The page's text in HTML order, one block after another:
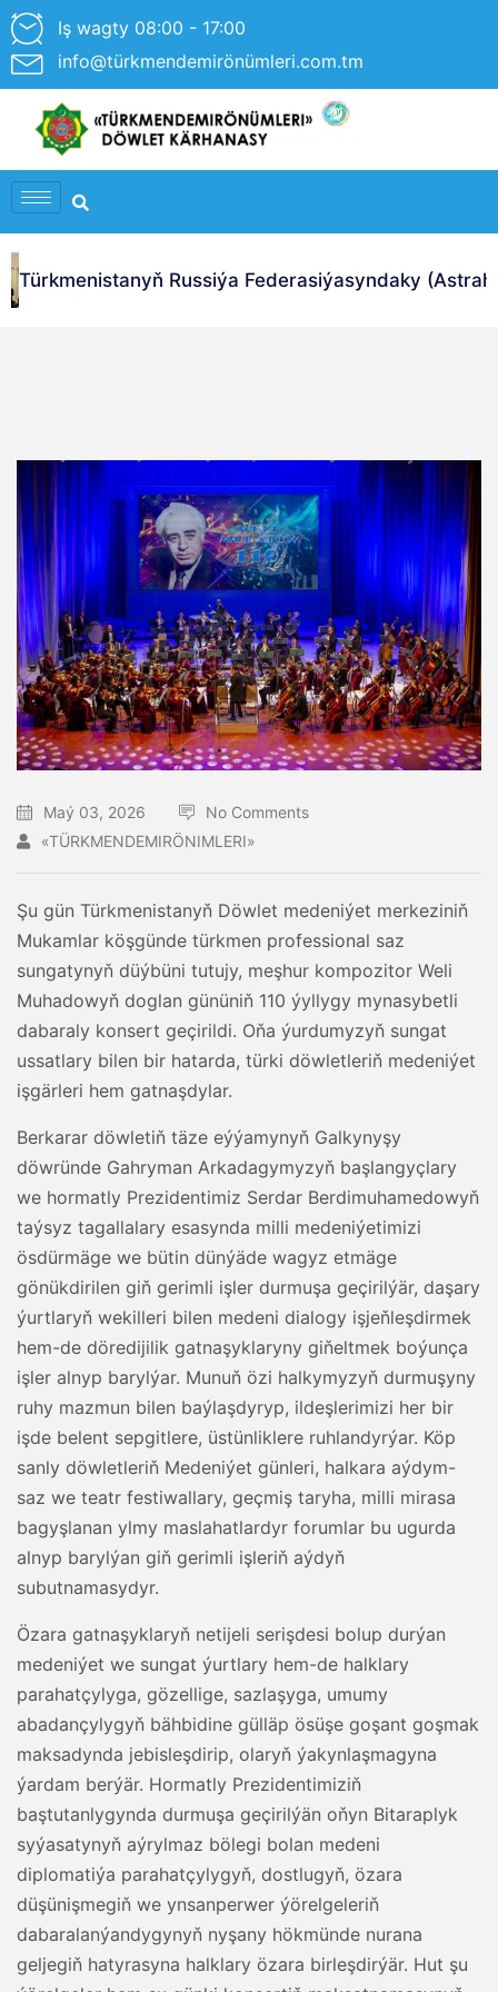
Iş wagty 08:00 - 17:00
info@türkmendemirönümleri.com.tm
Türkmenistanyň Russiýa Federasiýasyndaky
Maý 03, 2026
No Comments
«TÜRKMENDEMIRÖNIMLERI»
Şu gün Türkmenistanyň Döwlet medeniýet merkeziniň
Mukamlar köşgünde türkmen professional saz
sungatynyň düýbüni tutujy, meşhur kompozitor Weli
Muhadowyň doglan gününiň 110 ýyllygy mynasybetli
dabaraly konsert geçirildi. Oňa ýurdumyzyň sungat
ussatlary bilen bir hatarda, türki döwletleriň medeniýet
işgärleri hem gatnaşdylar.
Berkarar döwletiň täze eýýamynyň Galkynyşy
döwründe Gahryman Arkadagymyzyň başlangyçlary
we hormatly Prezidentimiz Serdar Berdimuhamedowyň
taýsyz tagallalary esasynda milli medeniýetimizi
ösdürmäge we bütin dünýäde wagyz etmäge
gönükdirilen giň gerimli işler durmuşa geçirilýär, daşary
ýurtlaryň wekilleri bilen medeni dialogy işjeňleşdirmek
hem-de döredijilik gatnaşyklaryny giňeltmek boýunça
işler alnyp barylýar. Munuň özi halkymyzyň durmuşyny
ruhy mazmun bilen baýlaşdyryp, ildeşlerimizi her bir
işde belent sepgitlere, üstünliklere ruhlandyrýar. Köp
sanly döwletleriň Medeniýet günleri, halkara aýdym-
saz we teatr festiwallary, geçmiş taryha, milli mirasa
bagyşlanan ylmy maslahatlardyr forumlar bu ugurda
alnyp barylýan giň gerimli işleriň aýdyň
subutnamasydyr.
Özara gatnaşyklaryň netijeli serişdesi bolup durýan
medeniýet we sungat ýurtlary hem-de halklary
parahatçylyga, gözellige, sazlaşyga, umumy
abadançylygyň bähbidine gülläp ösüşe goşant goşmak
maksadynda jebisleşdirip, olaryň ýakynlaşmagyna
ýardam berýär. Hormatly Prezidentimiziň
baştutanlygynda durmuşa geçirilýän oňyn Bitaraplyk
syýasatynyň aýrylmaz bölegi bolan medeni
diplomatiýa parahatçylygyň, dostlugyň, özara
düşünişmegiň we ynsanperwer ýörelgeleriň
dabaralanýandygynyň nyşany hökmünde nurana
geljegiň hatyrasyna halklary özara birleşdirýär. Hut şu